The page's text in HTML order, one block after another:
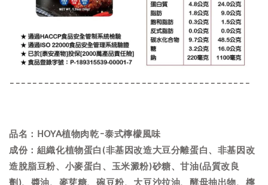
------------------------------------------
品名：HOYA植物肉乾-泰式檸檬風味
成份：組織化植物蛋白(非基因改造大豆分離蛋白、非基因改
造脫脂豆粉、小麥蛋白、玉米澱粉)砂糖、甘油(品質改良
劑)、醬油、麥芽糖、碗豆粉、大豆沙拉油、酵母抽出物、檸